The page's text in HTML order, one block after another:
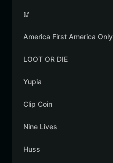
🥢
America First America Only
LOOT OR DIE
Yupia
Clip Coin
Nine Lives
Huss